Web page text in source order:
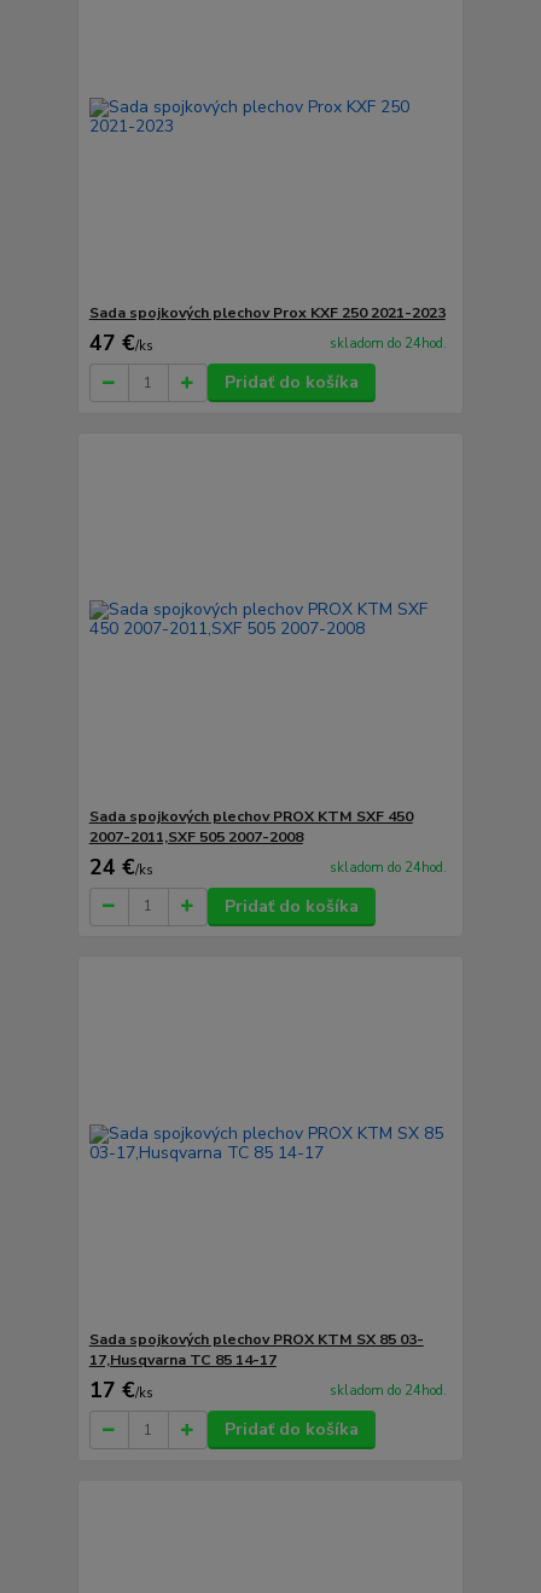
Sada spojkových plechov Prox KXF 250 2021-2023
47 €/ks skladom do 24hod.
Pridať do košíka
Sada spojkových plechov PROX KTM SXF 450
2007-2011,SXF 505 2007-2008
24 €/ks skladom do 24hod.
Pridať do košíka
Sada spojkových plechov PROX KTM SX 85 03-
17,Husqvarna TC 85 14-17
17 €/ks skladom do 24hod.
Pridať do košíka